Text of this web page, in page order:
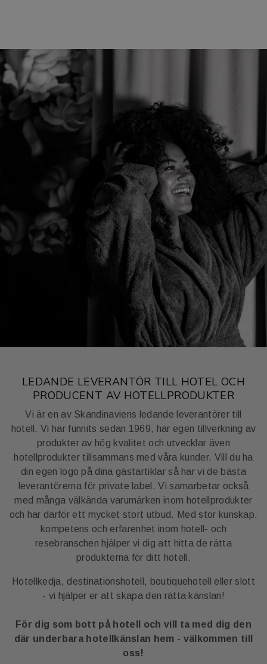
LEDANDE LEVERANTÖR TILL HOTEL OCH
PRODUCENT AV HOTELLPRODUKTER
Vi är en av Skandinaviens ledande leverantörer till
hotell. Vi har funnits sedan 1969, har egen tillverkning av
produkter av hög kvalitet och utvecklar även
hotellprodukter tillsammans med våra kunder. Vill du ha
din egen logo på dina gästartiklar så har vi de bästa
leverantörerna för private label. Vi samarbetar också
med många välkända varumärken inom hotellprodukter
och har därför ett mycket stort utbud. Med stor kunskap,
kompetens och erfarenhet inom hotell- och
resebranschen hjälper vi dig att hitta de rätta
produkterna för ditt hotell.
Hotellkedja, destinationshotell, boutiquehotell eller slott
- vi hjälper er att skapa den rätta känslan!
För dig som bott på hotell och vill ta med dig den
där underbara hotellkänslan hem - välkommen till
oss!